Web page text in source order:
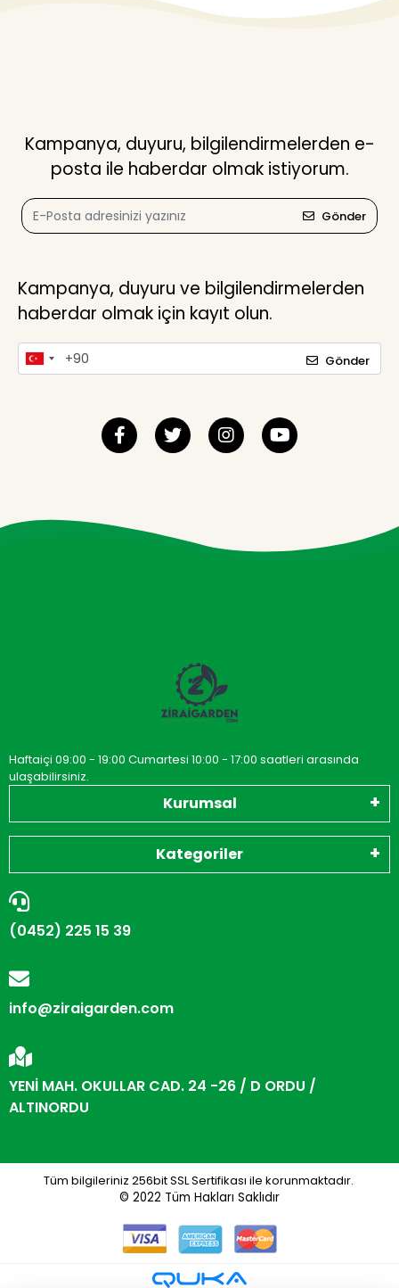
Kampanya, duyuru, bilgilendirmelerden e-
posta ile haberdar olmak istiyorum.
Gönder
Kampanya, duyuru ve bilgilendirmelerden
haberdar olmak için kayıt olun.
Gönder
Haftaiçi 09:00 - 19:00 Cumartesi 10:00 - 17:00 saatleri arasında
ulaşabilirsiniz.
Kurumsal
Kategoriler
(0452) 225 15 39
info@ziraigarden.com
YENİ MAH. OKULLAR CAD. 24 -26 / D ORDU /
ALTINORDU
Tüm bilgileriniz 256bit SSL Sertifikası ile korunmaktadır.
© 2022 Tüm Hakları Saklıdır